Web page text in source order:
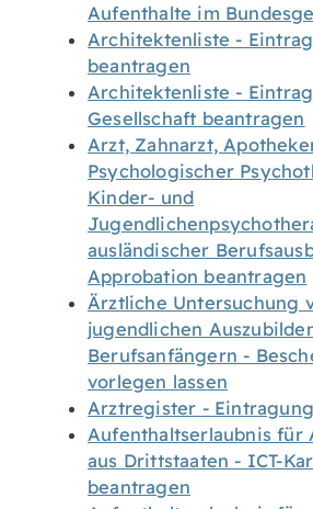
Aufenthalte im
Architektenliste -
beantragen
Architektenliste -
Gesellschaft beantragen
Arzt, Zahnarzt,
Psychologischer
Kinder- und
ausländischer
Approbation beantragen
Ärztliche Untersuchung
jugendlichen
Berufsanfängern -
vorlegen lassen
Arztregister -
Aufenthaltserlaubnis für
aus Drittstaaten - ICT-
beantragen